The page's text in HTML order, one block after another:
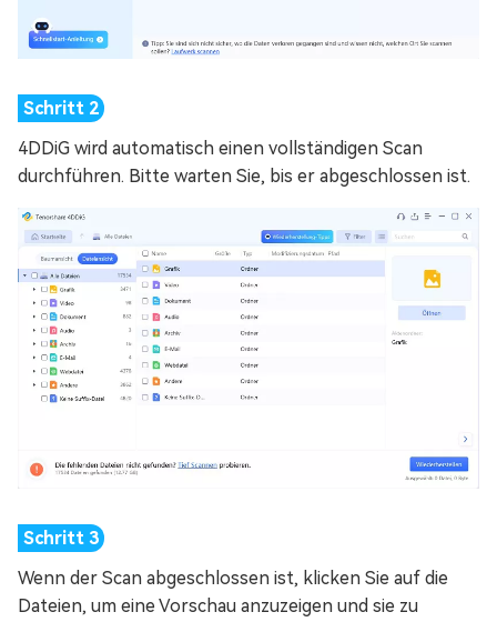
4DDiG wird automatisch einen vollständigen Scan
durchführen. Bitte warten Sie, bis er abgeschlossen ist.
Wenn der Scan abgeschlossen ist, klicken Sie auf die
Dateien, um eine Vorschau anzuzeigen und sie zu